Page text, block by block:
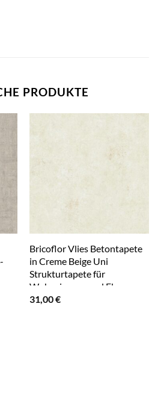
PRODUKTE
Bricoflor Vlies Betontapete
in Creme Beige Uni
Strukturtapete für
Wohnzimmer und Flur
Einfarbige Vliestapete
31,00€